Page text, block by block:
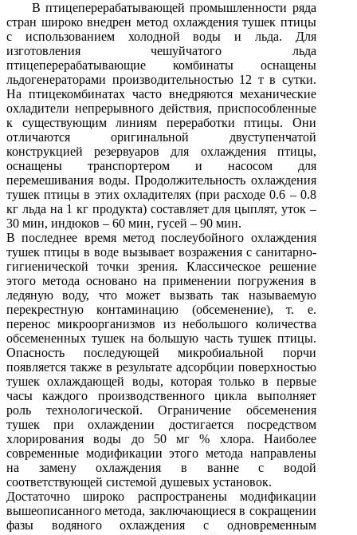
В птицеперерабатывающей промышленности ряда
стран широко внедрен метод охлаждения тушек птицы
с использованием холодной воды и льда. Для
изготовления чешуйчатого льда
птицеперерабатывающие комбинаты оснащены
льдогенераторами производительностью 12 т в сутки.
На птицекомбинатах часто внедряются механические
охладители непрерывного действия, приспособленные
к существующим линиям переработки птицы. Они
отличаются оригинальной двуступенчатой
конструкцией резервуаров для охлаждения птицы,
оснащены транспортером и насосом для
перемешивания воды. Продолжительность охлаждения
тушек птицы в этих охладителях (при расходе 0.6 – 0.8
кг льда на 1 кг продукта) составляет для цыплят, уток –
30 мин, индюков – 60 мин, гусей – 90 мин.
В последнее время метод послеубойного охлаждения
тушек птицы в воде вызывает возражения с санитарно-
гигиенической точки зрения. Классическое решение
этого метода основано на применении погружения в
ледяную воду, что может вызвать так называемую
перекрестную контаминацию (обсеменение), т. е.
перенос микроорганизмов из небольшого количества
обсемененных тушек на большую часть тушек птицы.
Опасность последующей микробиальной порчи
появляется также в результате адсорбции поверхностью
тушек охлаждающей воды, которая только в первые
часы каждого производственного цикла выполняет
роль технологической. Ограничение обсеменения
тушек при охлаждении достигается посредством
хлорирования воды до 50 мг % хлора. Наиболее
современные модификации этого метода направлены
на замену охлаждения в ванне с водой
соответствующей системой душевых установок.
Достаточно широко распространены модификации
вышеописанного метода, заключающиеся в сокращении
фазы водяного охлаждения с одновременным